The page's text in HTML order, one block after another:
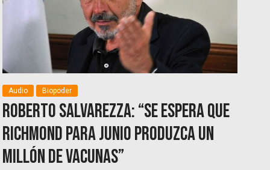
Audio Biopoder
Roberto Salvarezza: “Se espera que
Richmond para junio produzca un
millón de vacunas”